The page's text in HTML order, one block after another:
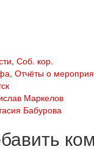
, Соб. кор.
, Отчёты о
Маркелов
Бабурова